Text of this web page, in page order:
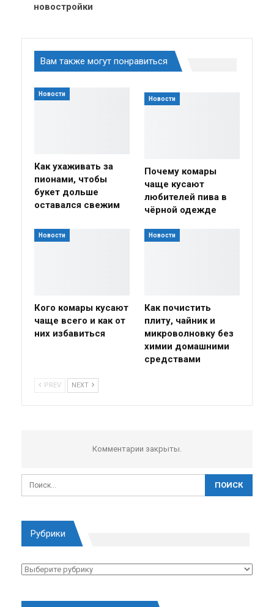
новостройки
Вам также могут понравиться
Новости
Как ухаживать за
пионами, чтобы
букет дольше
оставался свежим
Новости
Почему комары
чаще кусают
любителей пива в
чёрной одежде
Новости
Кого комары кусают
чаще всего и как от
них избавиться
Новости
Как почистить
плиту, чайник и
микроволновку без
химии домашними
средствами
PREV NEXT
Комментарии закрыты.
Рубрики
Рубрики